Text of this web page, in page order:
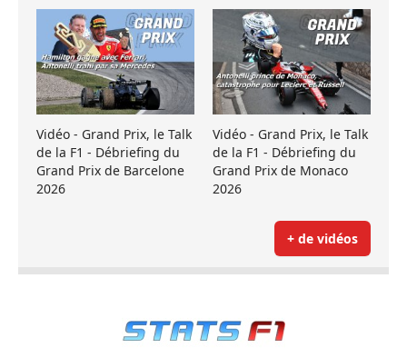
Vidéo - Grand Prix, le Talk
de la F1 - Débriefing du
Grand Prix de Barcelone
2026
Vidéo - Grand Prix, le Talk
de la F1 - Débriefing du
Grand Prix de Monaco
2026
+ de vidéos